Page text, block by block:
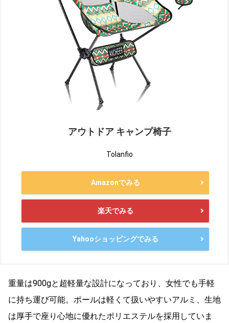
アウトドア キャンプ椅子
Tolanfio
Amazonでみる
楽天でみる
Yahooショッピングでみる
重量は900gと超軽量な設計になっており、女性でも手軽
に持ち運び可能。ポールは軽くて扱いやすいアルミ、生地
は厚手で座り心地に優れたポリエステルを採用していま